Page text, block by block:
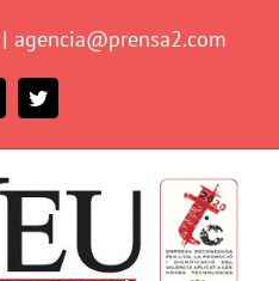
| agencia@prensa2.com
FacebookTwitter